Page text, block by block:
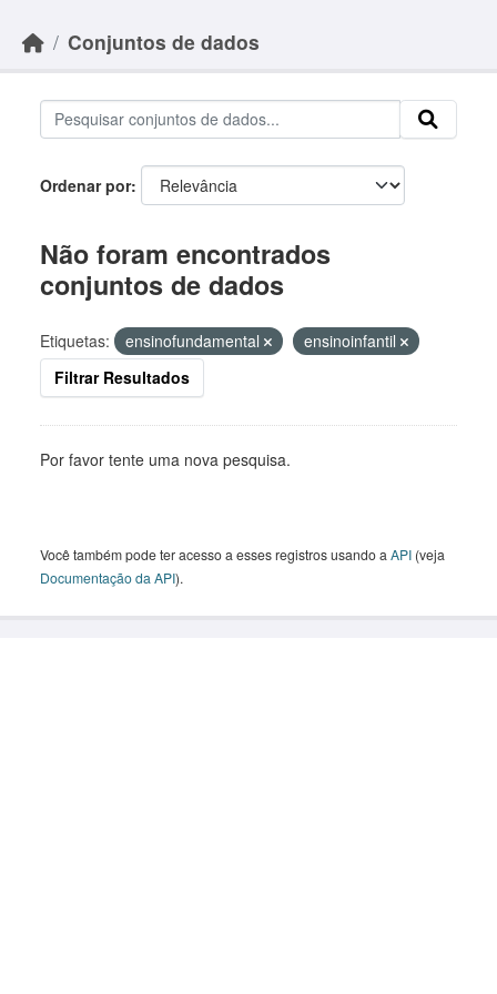
Conjuntos de dados
Ordenar por
Não foram encontrados
conjuntos de dados
Etiquetas: ensinofundamental
ensinoinfantil
Filtrar Resultados
Por favor tente uma nova pesquisa.
Você também pode ter acesso a esses registros usando a API (veja
Documentação da API).